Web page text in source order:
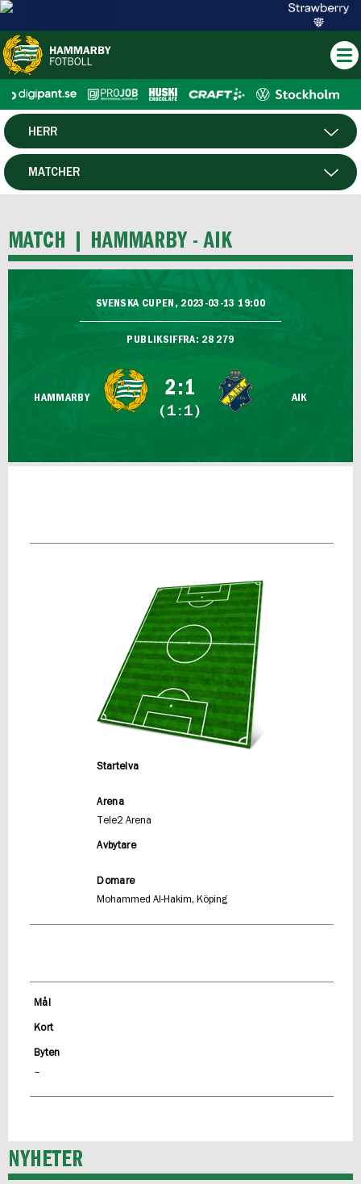
HERR
DAM
P19
MATCHER
MATCH | HAMMARBY - AIK
SVENSKA CUPEN, 2023-03-13 19:00
PUBLIKSIFFRA: 28 279
HAMMARBY 2:1
(1:1)
AIK
Startelva
Arena
Tele2 Arena
Avbytare
Domare
Mohammed Al-Hakim, Köping
Mål
Kort
Byten
–
NYHETER